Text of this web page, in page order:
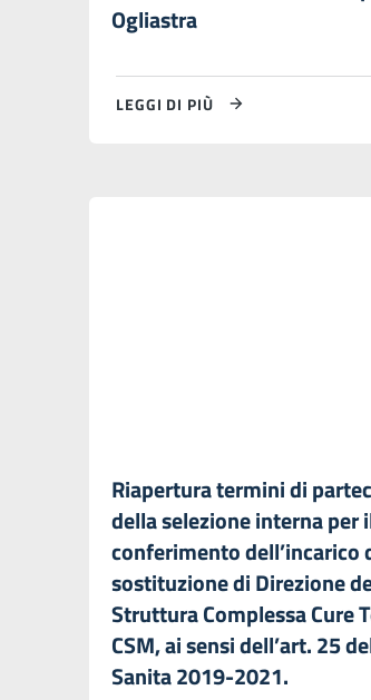
Ogliastra
LEGGI DI PIÙ
Riapertura termini di
della selezione interna per
conferimento dell’incarico
sostituzione di Direzione
Struttura Complessa Cure
CSM, ai sensi dell’art. 25
Sanita 2019-2021.